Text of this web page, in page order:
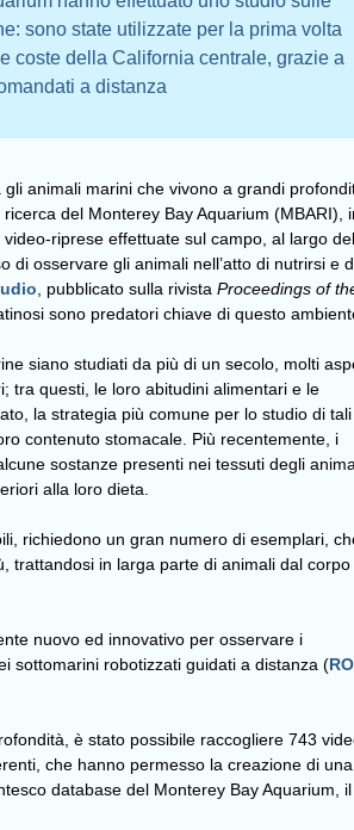
sono state utilizzate per la prima volta
coste della California centrale, grazie a
a distanza
animali marini che vivono a grandi
del Monterey Bay Aquarium (MBARI),
riprese effettuate sul campo, al largo
di osservare gli animali nell’atto di nutrirsi e
, pubblicato sulla rivistaProceedings of
sono predatori chiave di questo
siano studiati da più di un secolo, molti
tra questi, le loro abitudini alimentari e le
la strategia più comune per lo studio di tali
contenuto stomacale. Più recentemente, i
sostanze presenti nei tessuti degli
alla loro dieta.
richiedono un gran numero di esemplari,
trattandosi in larga parte di animali dal corpo
nuovo ed innovativo per osservare i
sottomarini robotizzati guidati a distanza (
è stato possibile raccogliere 743
che hanno permesso la creazione di
database del Monterey Bay Aquarium, il